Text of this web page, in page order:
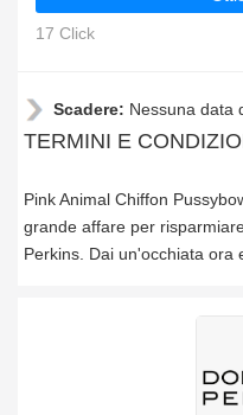
17 Click
Scadere: Nessuna data
TERMINI E
Pink Animal Chiffon
grande affare per
Perkins. Dai un'occhiata ora